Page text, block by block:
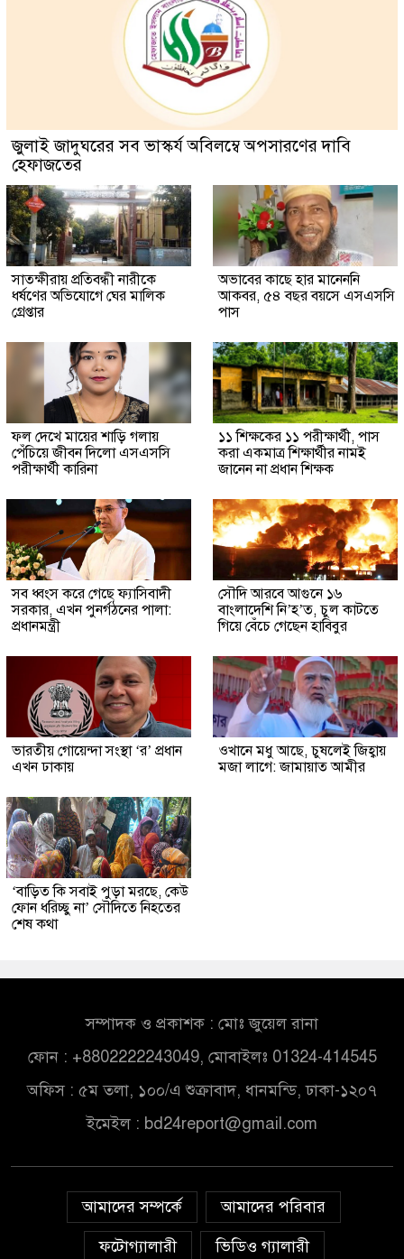
জুলাই জাদুঘরের সব ভাস্কর্য অবিলম্বে অপসারণের দাবি
হেফাজতের
সাতক্ষীরায় প্রতিবন্ধী নারীকে
ধর্ষণের অভিযোগে ঘের মালিক
গ্রেপ্তার
অভাবের কাছে হার মানেননি
আকবর, ৫৪ বছর বয়সে এসএসসি
পাস
ফল দেখে মায়ের শাড়ি গলায়
পেঁচিয়ে জীবন দিলো এসএসসি
পরীক্ষার্থী কারিনা
১১ শিক্ষকের ১১ পরীক্ষার্থী, পাস
করা একমাত্র শিক্ষার্থীর নামই
জানেন না প্রধান শিক্ষক
সব ধ্বংস করে গেছে ফ্যাসিবাদী
সরকার, এখন পুনর্গঠনের পালা:
প্রধানমন্ত্রী
সৌদি আরবে আগুনে ১৬
বাংলাদেশি নি’হ’ত, চুল কাটতে
গিয়ে বেঁচে গেছেন হাবিবুর
ভারতীয় গোয়েন্দা সংস্থা ‘র’ প্রধান
এখন ঢাকায়
ওখানে মধু আছে, চুষলেই জিহ্বায়
মজা লাগে: জামায়াত আমীর
‘বাড়িত কি সবাই পুড়া মরছে, কেউ
ফোন ধরিচ্ছু না’ সৌদিতে নিহতের
শেষ কথা
সম্পাদক ও প্রকাশক : মোঃ জুয়েল রানা
ফোন : +8802222243049, মোবাইলঃ 01324-414545
অফিস : ৫ম তলা, ১০০/এ শুক্রাবাদ, ধানমন্ডি, ঢাকা-১২০৭
ইমেইল : bd24report@gmail.com
আমাদের সম্পর্কে
আমাদের পরিবার
ফটোগ্যালারী
ভিডিও গ্যালারী